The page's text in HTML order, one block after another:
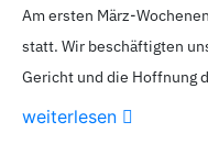
Am ersten März-
statt. Wir beschäftigten
Gericht und die Hoffnung
weiterlesen